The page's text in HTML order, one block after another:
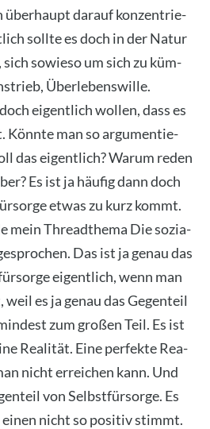
über­haupt dar­auf kon­zen­trie­
soll­te es doch in der Natur
sich sowie­so um sich zu küm­
Über­le­bens­wil­le.
eigent­lich wol­len, dass es
Könn­te man so argu­men­tie­
das eigent­lich? War­um reden
Es ist ja häu­fig dann doch
etwas zu kurz kommt.
mein Thread­the­ma Die sozia­
Das ist ja genau das
eigent­lich, wenn man
es ja genau das Gegen­teil
zum gro­ßen Teil. Es ist
Rea­li­tät. Eine per­fek­te Rea­
nicht errei­chen kann. Und
von Selbst­für­sor­ge. Es
einen nicht so posi­tiv stimmt.